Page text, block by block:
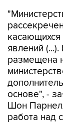
явлений
размещена
основе", -
Шон
работа над